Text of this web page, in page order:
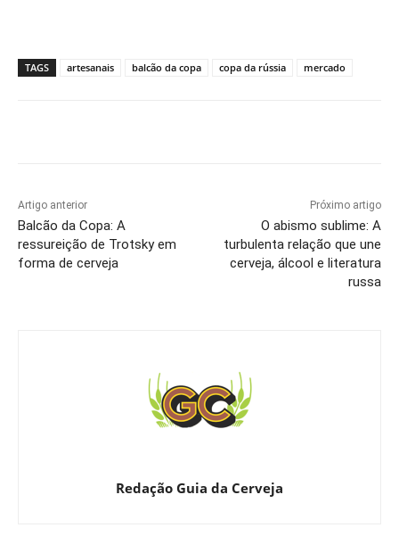
TAGS artesanais balcão da copa copa da rússia mercado
Artigo anterior
Balcão da Copa: A
ressureição de Trotsky em
forma de cerveja
Próximo artigo
O abismo sublime: A
turbulenta relação que une
cerveja, álcool e literatura
russa
Redação Guia da Cerveja